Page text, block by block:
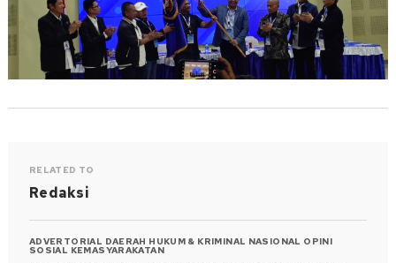
RELATED TO
Redaksi
ADVERTORIAL DAERAH HUKUM & KRIMINAL NASIONAL OPINI
SOSIAL KEMASYARAKATAN